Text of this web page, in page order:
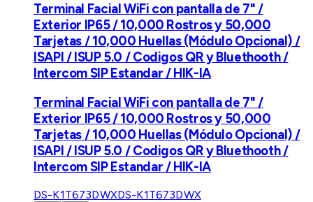
Terminal Facial WiFi con pantalla de 7" /
Exterior IP65 / 10,000 Rostros y 50,000
Tarjetas / 10,000 Huellas (Módulo Opcional) /
ISAPI / ISUP 5.0 / Codigos QR y Bluethooth /
Intercom SIP Estandar / HIK-IA
Terminal Facial WiFi con pantalla de 7" /
Exterior IP65 / 10,000 Rostros y 50,000
Tarjetas / 10,000 Huellas (Módulo Opcional) /
ISAPI / ISUP 5.0 / Codigos QR y Bluethooth /
Intercom SIP Estandar / HIK-IA
DS-K1T673DWXDS-K1T673DWX